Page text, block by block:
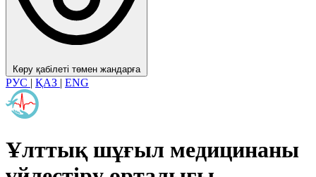
Көру қабілеті төмен жандарға
РУС | ҚАЗ | ENG
Ұлттық шұғыл медицинаны